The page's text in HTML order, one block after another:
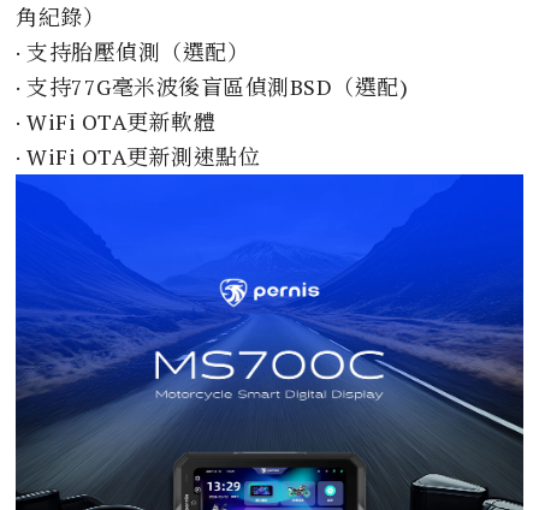
角紀錄）
· 支持胎壓偵測（選配）
· 支持77G毫米波後盲區偵測BSD（選配)
· WiFi OTA更新軟體
· WiFi OTA更新測速點位